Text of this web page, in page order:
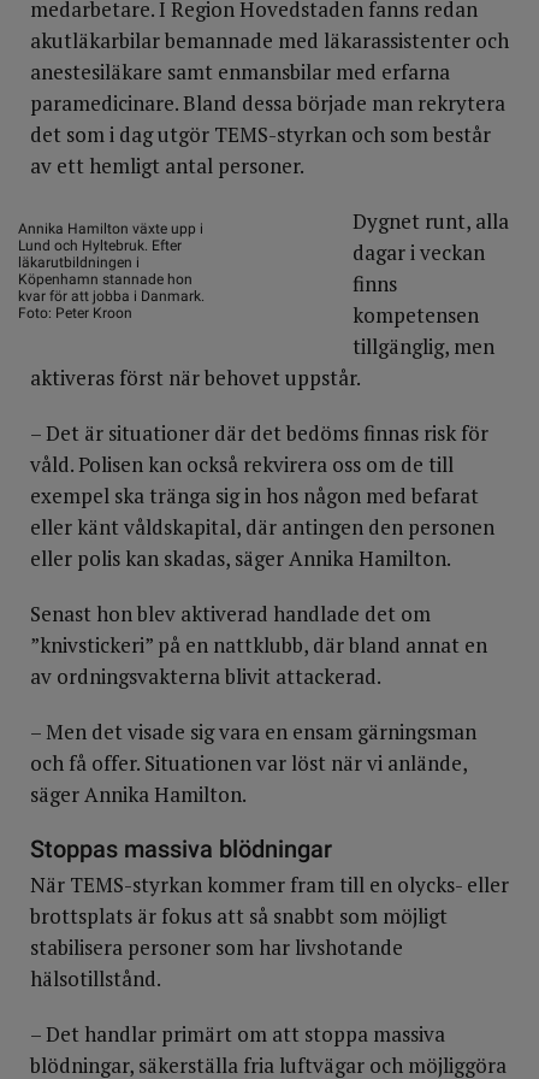
medarbetare. I Region Hovedstaden fanns redan
akutläkarbilar bemannade med läkarassistenter och
anestesiläkare samt enmansbilar med erfarna
paramedicinare. Bland dessa började man rekrytera
det som i dag utgör TEMS-styrkan och som består
av ett hemligt antal personer.
Annika Hamilton växte upp i
Lund och Hyltebruk. Efter
läkarutbildningen i
Köpenhamn stannade hon
kvar för att jobba i Danmark.
Foto: Peter Kroon
Dygnet runt, alla
dagar i veckan
finns
kompetensen
tillgänglig, men
aktiveras först när behovet uppstår.
– Det är situationer där det bedöms finnas risk för
våld. Polisen kan också rekvirera oss om de till
exempel ska tränga sig in hos någon med befarat
eller känt våldskapital, där antingen den personen
eller polis kan skadas, säger Annika Hamilton.
Senast hon blev aktiverad handlade det om
”knivstickeri” på en nattklubb, där bland annat en
av ordningsvakterna blivit attackerad.
– Men det visade sig vara en ensam gärningsman
och få offer. Situationen var löst när vi anlände,
säger Annika Hamilton.
Stoppas massiva blödningar
När TEMS-styrkan kommer fram till en olycks- eller
brottsplats är fokus att så snabbt som möjligt
stabilisera personer som har livshotande
hälsotillstånd.
– Det handlar primärt om att stoppa massiva
blödningar, säkerställa fria luftvägar och möjliggöra